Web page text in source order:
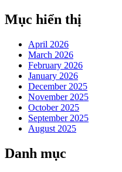
Mục hiển thị
April 2026
March 2026
February 2026
January 2026
December 2025
November 2025
October 2025
September 2025
August 2025
Danh mục